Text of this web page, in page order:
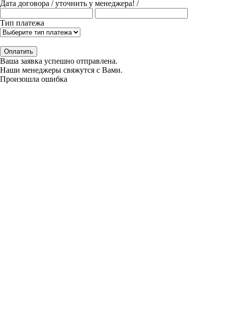
Дата договора / уточнить у менеджера! /
Тип платежа
Оплатить
Ваша заявка успешно отправлена.
Наши менеджеры свяжутся с Вами.
Произошла ошибка